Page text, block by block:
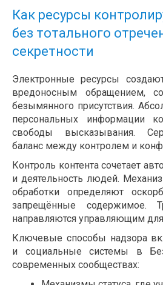
Как ресурсы
без тотального
секретности
Электронные ресурсы
вредоносным обращением,
безымянного присутствия.
персональных информации
свободы высказывания.
баланс между контролем и
Контроль контента сочетает
и деятельность людей.
обработки определяют
запрещённые содержимое.
направляются управляющим для
Ключевые способы надзора
и социальные системы в
современных сообществах: